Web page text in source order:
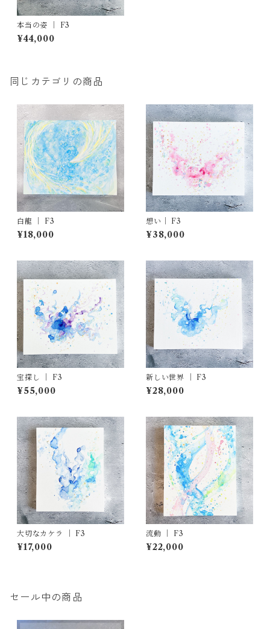
本当の姿 ｜ F3
¥44,000
同じカテゴリの商品
白龍 ｜ F3
¥18,000
想い｜ F3
¥38,000
宝探し ｜ F3
¥55,000
新しい世界 ｜ F3
¥28,000
大切なカケラ ｜ F3
¥17,000
流動 ｜ F3
¥22,000
セール中の商品